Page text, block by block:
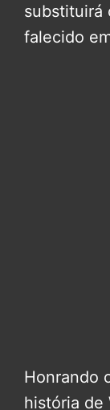
substituirá
falecido
Honrando
história de